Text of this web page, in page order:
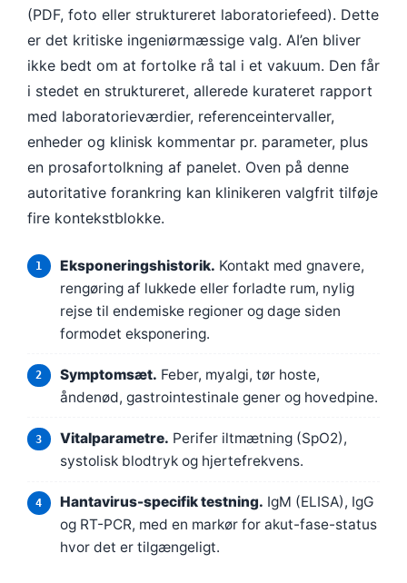
(PDF, foto eller struktureret laboratoriefeed). Dette
er det kritiske ingeniørmæssige valg. AI’en bliver
ikke bedt om at fortolke rå tal i et vakuum. Den får
i stedet en struktureret, allerede kurateret rapport
med laboratorieværdier, referenceintervaller,
enheder og klinisk kommentar pr. parameter, plus
en prosafortolkning af panelet. Oven på denne
autoritative forankring kan klinikeren valgfrit tilføje
fire kontekstblokke.
Eksponeringshistorik. Kontakt med gnavere,
rengøring af lukkede eller forladte rum, nylig
rejse til endemiske regioner og dage siden
formodet eksponering.
Symptomsæt. Feber, myalgi, tør hoste,
åndenød, gastrointestinale gener og hovedpine.
Vitalparametre. Perifer iltmætning (SpO2),
systolisk blodtryk og hjertefrekvens.
Hantavirus-specifik testning. IgM (ELISA), IgG
og RT-PCR, med en markør for akut-fase-status
hvor det er tilgængeligt.
Кыргызча
Татар теле
Беларуская мова
Esperanto
Ślōnskŏ gŏdka